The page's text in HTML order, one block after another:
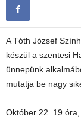
A Tóth József
készül a szentesi
ünnepünk
mutatja be nagy
Október 22. 19